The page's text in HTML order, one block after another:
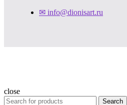
✉ info@dionisart.ru
close
Search